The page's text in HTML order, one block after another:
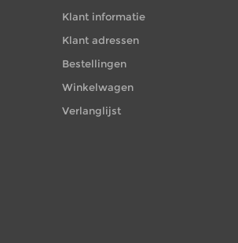
Klant informatie
Klant adressen
Bestellingen
Winkelwagen
Verlanglijst